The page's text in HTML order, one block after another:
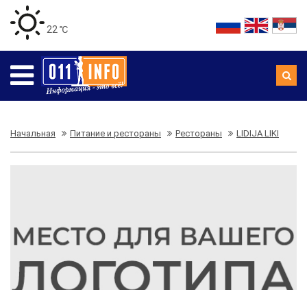
22 ℃
Начальная Питание и рестораны Рестораны LIDIJA LIKI